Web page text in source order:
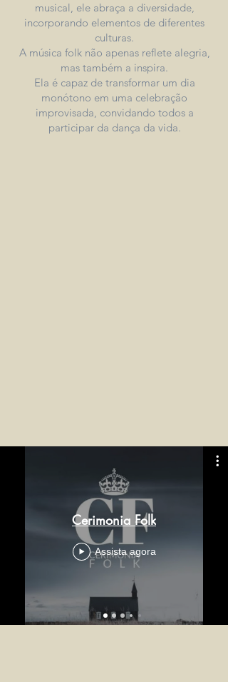
musical, ele abraça a diversidade,
incorporando elementos de diferentes
culturas.
A música folk não apenas reflete alegria,
mas também a inspira.
Ela é capaz de transformar um dia
monótono em uma celebração
improvisada, convidando todos a
participar da dança da vida.
Cerimonia Folk
Assista agora